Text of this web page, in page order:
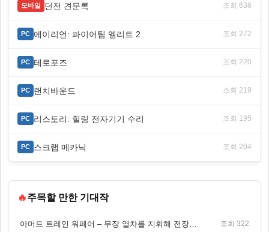
모바일 던전 견문록 조회 636
PC 에이리언: 파이어팀 엘리트 2 조회 272
PC 테로포즈 조회 220
PC 랜치바운드 조회 219
PC 리스토리: 힐링 전자기기 수리 조회 195
PC 스크랩 메카닉 조회 204
🔥주목할 만한 기대작
조회 322